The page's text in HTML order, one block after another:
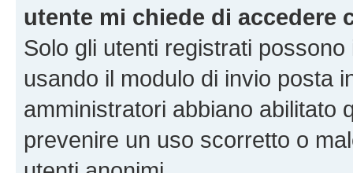
utente mi chiede di accedere
Solo gli utenti registrati
usando il modulo di invio posta
amministratori abbiano abilitato
prevenire un uso scorretto o